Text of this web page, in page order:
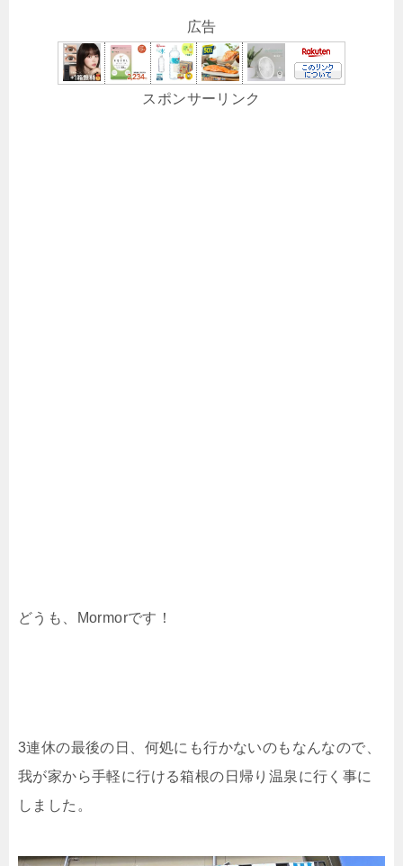
広告
スポンサーリンク
どうも、Mormorです！
3連休の最後の日、何処にも行かないのもなんなので、
我が家から手軽に行ける箱根の日帰り温泉に行く事に
しました。